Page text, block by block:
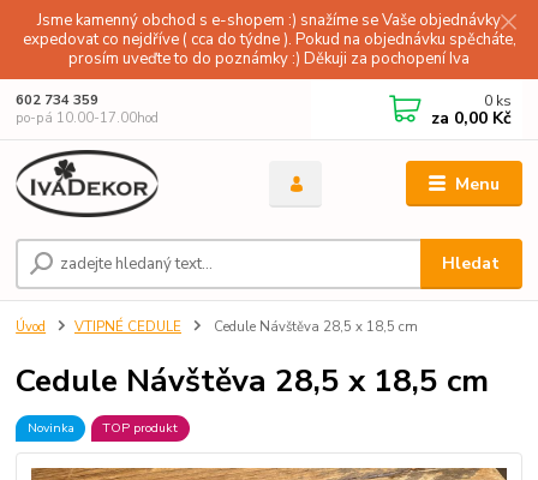
Jsme kamenný obchod s e-shopem :) snažíme se Vaše objednávky
expedovat co nejdříve ( cca do týdne ). Pokud na objednávku spěcháte,
prosím uveďte to do poznámky :) Děkuji za pochopení Iva
Menu
Hledat
602 734 359
po-pá 10.00-17.00hod
0 ks
za 0,00 Kč
Úvod VTIPNÉ CEDULE Cedule Návštěva 28,5 x 18,5 cm
Cedule Návštěva 28,5 x 18,5 cm
Novinka TOP produkt